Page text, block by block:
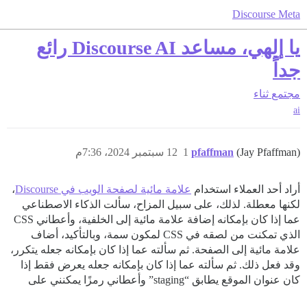
Discourse Meta
يا إلهي، مساعد Discourse AI رائع
جداً
مجتمع ثناء
ai
pfaffman (Jay Pfaffman) 12 سبتمبر 2024، 7:36م 1
أراد أحد العملاء استخدام علامة مائية لصفحة الويب في Discourse
،
لكنها معطلة. لذلك، على سبيل المزاح، سألت الذكاء الاصطناعي
عما إذا كان بإمكانه إضافة علامة مائية إلى الخلفية، وأعطاني CSS
الذي تمكنت من لصقه في CSS لمكون سمة، وبالتأكيد، أضاف
علامة مائية إلى الصفحة. ثم سألته عما إذا كان بإمكانه جعله يتكرر،
وقد فعل ذلك. ثم سألته عما إذا كان بإمكانه جعله يعرض فقط إذا
كان عنوان الموقع يطابق “staging” وأعطاني رمزًا يمكنني على